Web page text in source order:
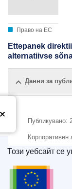
Право на ЕС
Ettepanek
alternatiivse
Данни за
Публикувано:
Корпоративен
IMMC : ST
Служба за
Този уебсайт се